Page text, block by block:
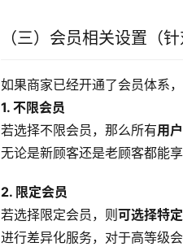
（三）会员相关设置（
如果商家已经开通了会员体系
1. 不限会员
若选择不限会员，那么所有用
无论是新顾客还是老顾客都能
2. 限定会员
若选择限定会员，则可选择特
进行差异化服务，对于高等级